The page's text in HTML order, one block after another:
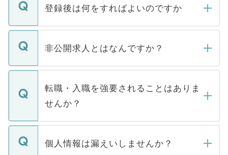
登録後は何をすればよいのですか
ご登録いただきましたら、弊社担当者がご
登録内容を確認し、その後メールもしくは
ます。通常、5営業日以内にはご連絡をせて
いただきますので、しばらくお待ちくださ
非公開求人とはなんですか？
マイナビDOCTORで取り扱っている求人の
うち約3割は、Webサイトからご覧いただ
けない「非公開求人」です。非公開求人は
下記の理由によって、一般には公開してい
ません。
■応募殺到を避けるため 人気のある医療機
転職・入職を強要されることはありま
せんか？
転職・入職を強要することは一切ありませ
ん。また、仮に応募先から内定をいただい
個人情報は漏えいしませんか？